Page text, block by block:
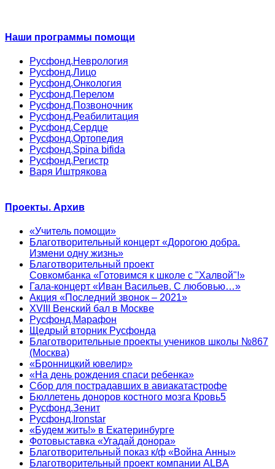
Наши программы помощи
Русфонд.Неврология
Русфонд.Лицо
Русфонд.Онкология
Русфонд.Перелом
Русфонд.Позвоночник
Русфонд.Реабилитация
Русфонд.Сердце
Русфонд.Ортопедия
Русфонд.Spina bifida
Русфонд.Регистр
Варя Иштрякова
Проекты. Архив
«Учитель помощи»
Благотворительный концерт «Дорогою добра.
Измени одну жизнь»
Благотворительный проект
Совкомбанка «Готовимся к школе с "Халвой"!»
Гала-концерт «Иван Васильев. С любовью…»
Акция «Последний звонок – 2021»
XVIII Венский бал в Москве
Русфонд.Марафон
Щедрый вторник Русфонда
Благотворительные проекты учеников школы №867
(Москва)
«Бронницкий ювелир»
«На день рождения спаси ребенка»
Сбор для пострадавших в авиакатастрофе
Бюллетень доноров костного мозга Кровь5
Русфонд.Зенит
Русфонд.Ironstar
«Будем жить!» в Екатеринбурге
Фотовыставка «Угадай донора»
Благотворительный показ к/ф «Война Анны»
Благотворительный проект компании ALBA